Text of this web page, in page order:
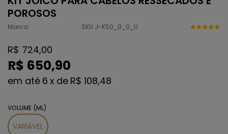
POROSOS
Marca: SKU J-K50_0_0_U
R$ 724,00
R$ 650,90
6 x de R$ 108,48
VOLUME (ML)
VARIÁVEL